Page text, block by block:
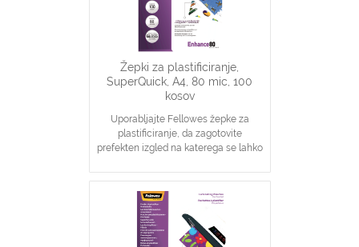
Žepki za plastificiranje,
SuperQuick, A4, 80 mic, 100
kosov
Uporabljajte Fellowes žepke za
plastificiranje, da zagotovite
prefekten izgled na katerega se lahko
Idealno za obvestila, slike
Zagotavljanje osnovne zaščite
dokumentov